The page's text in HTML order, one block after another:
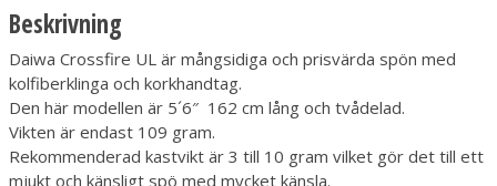
Beskrivning
Daiwa Crossfire UL är mångsidiga och prisvärda spön med
kolfiberklinga och korkhandtag.
Den här modellen är 5´6″ 162 cm lång och tvådelad.
Vikten är endast 109 gram.
Rekommenderad kastvikt är 3 till 10 gram vilket gör det till ett
mjukt och känsligt spö med mycket känsla.